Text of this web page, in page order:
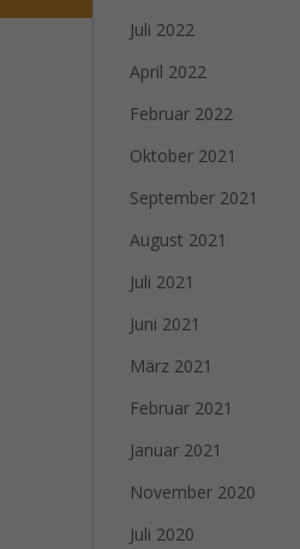
Juli 2022
April 2022
Februar 2022
Oktober 2021
September 2021
August 2021
Juli 2021
Juni 2021
März 2021
Februar 2021
Januar 2021
November 2020
Juli 2020